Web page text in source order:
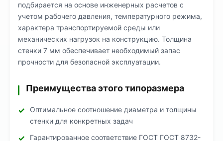
подбирается на основе инженерных расчетов с
учетом рабочего давления, температурного режима,
характера транспортируемой среды или
механических нагрузок на конструкцию. Толщина
стенки 7 мм обеспечивает необходимый запас
прочности для безопасной эксплуатации.
Преимущества этого типоразмера
Оптимальное соотношение диаметра и толщины
стенки для конкретных задач
Гарантированное соответствие ГОСТ ГОСТ 8732-